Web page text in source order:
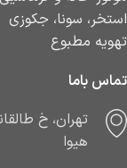
استخر، سونا، جکوزی
تهویه مطبوع
تماس باما
تهران، خ
هیوا